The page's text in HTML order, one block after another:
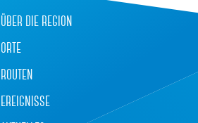
über die region
orte
routen
ereignisse